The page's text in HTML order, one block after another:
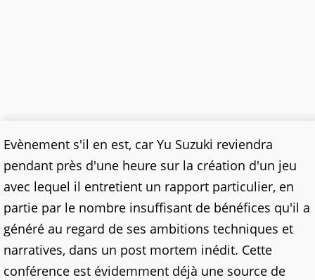
Evènement s'il en est, car Yu Suzuki reviendra
pendant près d'une heure sur la création d'un jeu
avec lequel il entretient un rapport particulier, en
partie par le nombre insuffisant de bénéfices qu'il a
généré au regard de ses ambitions techniques et
narratives, dans un post mortem inédit. Cette
conférence est évidemment déjà une source de